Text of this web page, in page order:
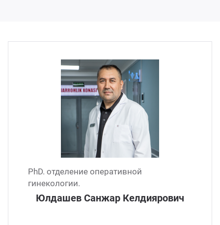
PhD. отделение оперативной
гинекологии.
Юлдашев Санжар Келдиярович